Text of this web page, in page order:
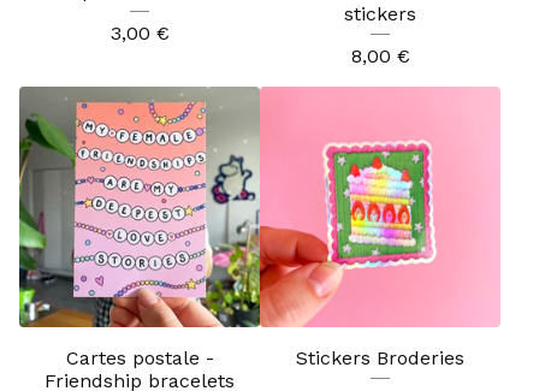
3,00 €
stickers
8,00 €
Cartes postale -
Friendship bracelets
Stickers Broderies